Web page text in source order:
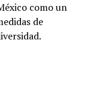
como un
de